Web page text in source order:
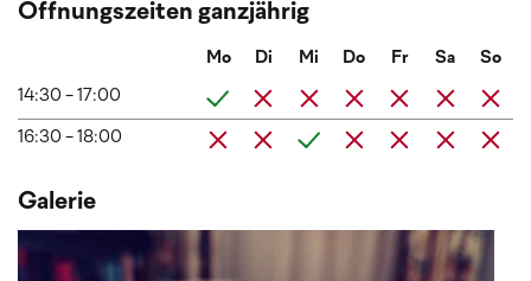
Öffnungszeiten ganzjährig
Mo Di Mi Do Fr Sa So
14:30 - 17:00
16:30 - 18:00
Galerie